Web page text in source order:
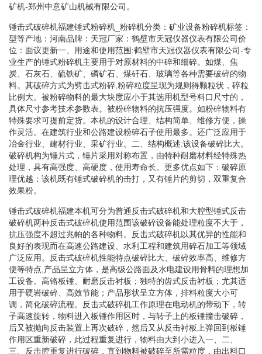
矿机-郑州中意矿山机械有限公司。
锤击式破碎机福建锤式粉碎机_粉碎机分类：矿业设备粉碎机标签：
型等产地：河南品牌：天冠厂家：鹤壁市天冠仪器仪表有限公司价
位：面议更新一、用途和使用范围:鹤壁市天冠仪器仪表有限公司-专
业生产的锤式粉碎机主要用于对原材料的中碎和细碎。如煤、焦
炭、石灰石、硫铁矿、磷矿石、煤矸石、玻璃等各种需要破碎的物
料。其破碎方式为劈击式粉碎,粉碎粒度呈现为规则得颗粒状，碎粒
比例大。被粉碎物料的最大块度应小于其选用机型号料口尺寸的，
具体尺寸参考技术参数表。被粉碎物料的抗压强度。如粉碎物料有
特殊要求可提前定货。本机的设计合理、结构简单、维修方便，操
作灵活。在建筑行业和公路建设粉碎石子使用最多。还广泛应用于
冶金行业、建材行业、采矿行业。二、结构概述:该设备破碎比大。
破碎机构为锤片式，锤片采用对称布置，由特种耐磨材料经特殊热
处理，具有高强度、高硬度，使用寿命长。更多优点如下：破碎原
理优越：该机既有锤式破碎机的击打，又有锤片的剪切，双重复合
效果粉。
锤击式破碎机福建本机可分为普通反击式破碎机和大腔型锤式反击
破碎机两种反击式破碎机使用范围该破碎设备能处理粒度不大于，
抗压强度不超过兆帕的各种物料。反击式破碎机以其优异的性能和
良好的表现而在高速公路建设、水利工程和建筑用碎石加工等领域
广泛应用。反击式破碎机性能特点破碎比大、破碎效率高、维修方
便等特点,产品呈立方体，是高级公路面及水电建设用骨料的理想加
工设备。高铬板锤、耐磨反击衬板；独特的齿式反击衬板；尤其适
用于硬岩破碎、高效节能；产品形状呈立方体，排料粒度大小可
调，简化破碎流程。反击式破碎机工作原理在电动机的带动下，转
子高速旋转，物料进入板锤作用区时，与转子上的板锤撞击破碎，
后又被抛向反击装置上再次破碎，然后又从反击衬板上弹回到板锤
作用区重新破碎，此过程重复进行，物料由大到小进入一、二、
三、反击腔重复进行破碎，直到物料被破碎至所需粒度，由出料口